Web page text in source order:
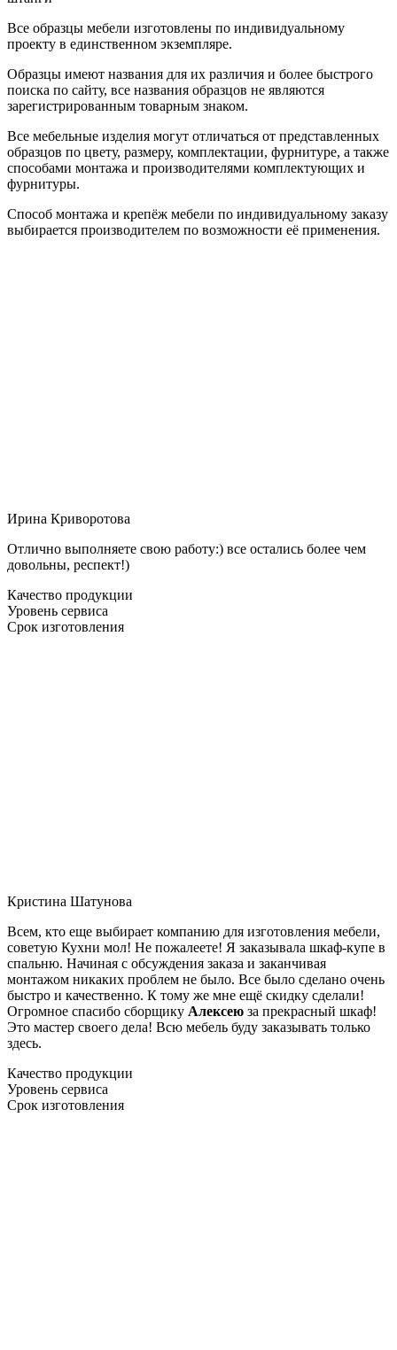
Все образцы мебели изготовлены по индивидуальному
проекту в единственном экземпляре.
Образцы имеют названия для их различия и более быстрого
поиска по сайту, все названия образцов не являются
зарегистрированным товарным знаком.
Все мебельные изделия могут отличаться от представленных
образцов по цвету, размеру, комплектации, фурнитуре, а также
способами монтажа и производителями комплектующих и
фурнитуры.
Способ монтажа и крепёж мебели по индивидуальному заказу
выбирается производителем по возможности её применения.
Ирина Криворотова
Отлично выполняете свою работу:) все остались более чем
довольны, респект!)
Качество продукции
Уровень сервиса
Срок изготовления
Кристина Шатунова
Всем, кто еще выбирает компанию для изготовления мебели,
советую Кухни мол! Не пожалеете! Я заказывала шкаф-купе в
спальню. Начиная с обсуждения заказа и заканчивая
монтажом никаких проблем не было. Все было сделано очень
быстро и качественно. К тому же мне ещё скидку сделали!
Огромное спасибо сборщику Алексею за прекрасный шкаф!
Это мастер своего дела! Всю мебель буду заказывать только
здесь.
Качество продукции
Уровень сервиса
Срок изготовления